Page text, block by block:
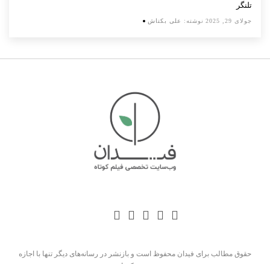
تلنگر
نوشته: علی بکتاش جولای 29, 2025
حقوق مطالب برای فیدان محفوظ است و بازنشر در رسانه‌های دیگر تنها با اجازه